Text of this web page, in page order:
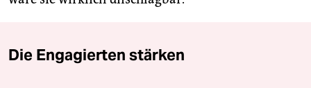
Die Engagierten stärken